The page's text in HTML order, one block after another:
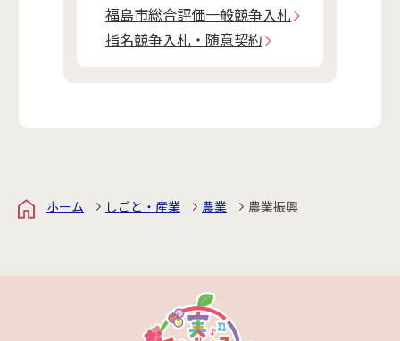
福島市総合評価一般競争入札
指名競争入札・随意契約
ホーム しごと・産業 農業 農業振興